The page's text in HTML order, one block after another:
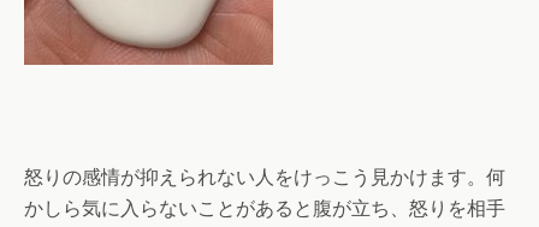
怒りの感情が抑えられない人をけっこう見かけます。何
かしら気に入らないことがあると腹が立ち、怒りを相手